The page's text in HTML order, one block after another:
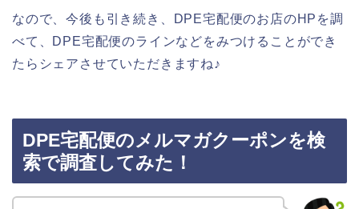
なので、今後も引き続き、DPE宅配便のお店のHPを調
べて、DPE宅配便のラインなどをみつけることができ
たらシェアさせていただきますね♪
DPE宅配便のメルマガクーポンを検
索で調査してみた！